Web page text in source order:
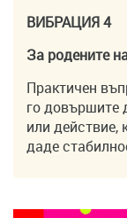
ВИБРАЦИЯ 4
За родените
Практичен
го довършите
или действие,
даде